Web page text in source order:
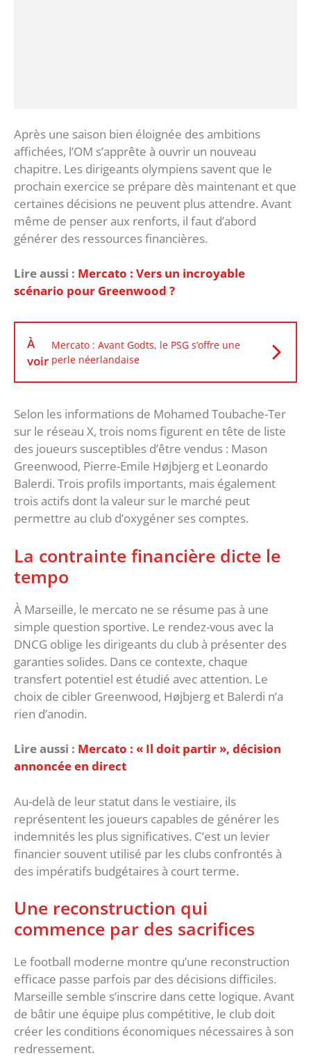
‎Après une saison bien éloignée des ambitions
affichées, l’OM s’apprête à ouvrir un nouveau
chapitre. Les dirigeants olympiens savent que le
prochain exercice se prépare dès maintenant et que
certaines décisions ne peuvent plus attendre. Avant
même de penser aux renforts, il faut d’abord
générer des ressources financières.
Lire aussi : Mercato : Vers un incroyable
scénario pour Greenwood ?
À
voir
Mercato : Avant Godts, le PSG s’offre une
perle néerlandaise
‎Selon les informations de Mohamed Toubache-Ter
sur le réseau X, trois noms figurent en tête de liste
des joueurs susceptibles d’être vendus : Mason
Greenwood, Pierre-Emile Højbjerg et Leonardo
Balerdi. Trois profils importants, mais également
trois actifs dont la valeur sur le marché peut
permettre au club d’oxygéner ses comptes.
‎La contrainte financière dicte le
tempo
‎À Marseille, le mercato ne se résume pas à une
simple question sportive. Le rendez-vous avec la
DNCG oblige les dirigeants du club à présenter des
garanties solides. Dans ce contexte, chaque
transfert potentiel est étudié avec attention. ‎Le
choix de cibler Greenwood, Højbjerg et Balerdi n’a
rien d’anodin.
Lire aussi : Mercato : « Il doit partir », décision
annoncée en direct
Au-delà de leur statut dans le vestiaire, ils
représentent les joueurs capables de générer les
indemnités les plus significatives. C’est un levier
financier souvent utilisé par les clubs confrontés à
des impératifs budgétaires à court terme.
‎Une reconstruction qui
commence par des sacrifices
Le football moderne montre qu’une reconstruction
efficace passe parfois par des décisions difficiles.
Marseille semble s’inscrire dans cette logique. Avant
de bâtir une équipe plus compétitive, le club doit
créer les conditions économiques nécessaires à son
redressement.